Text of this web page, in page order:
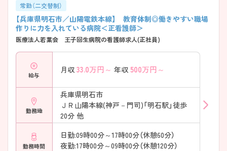
常勤（二交替制）
【兵庫県明石市／山陽電鉄本線】 教育体制◎働きやすい職場
作りに力を入れている病院＜正看護師＞
医療法人若葉会 王子回生病院の看護師求人(正社員)
給与
月収 33.0万円～ 年収 500万円～
勤務地
兵庫県明石市
ＪＲ山陽本線(神戸－門司)「明石駅」徒歩
20分 他
勤務時間
日勤:09時00分～17時00分（休憩60分）
夜勤:17時00分～09時00分（休憩120分）